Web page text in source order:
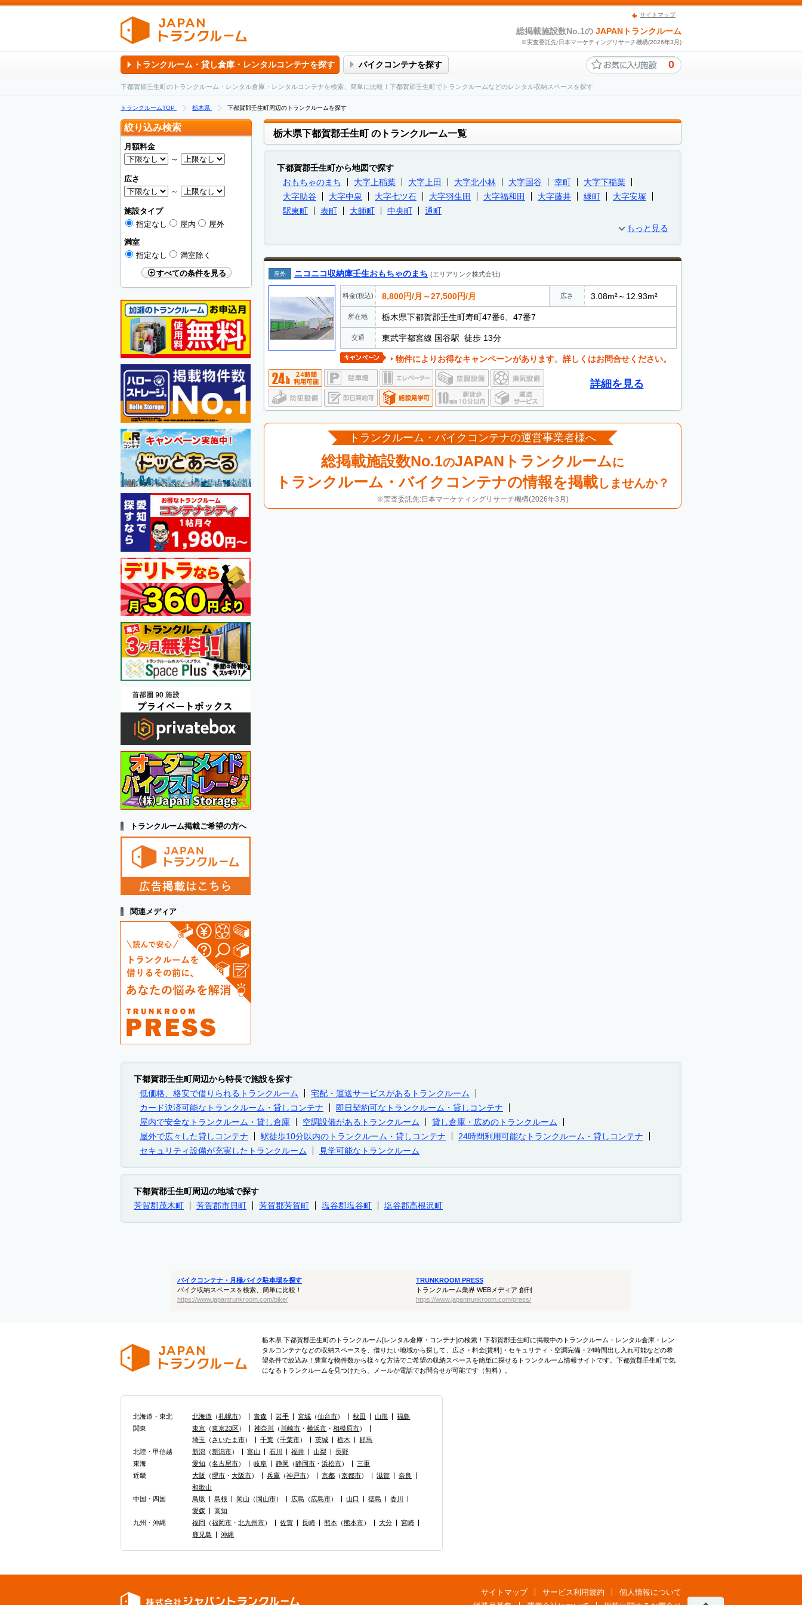
サイトマップ
総掲載施設数No.1の JAPANトランクルーム
※実査委託先:日本マーケティングリサーチ機構(2026年3月)
トランクルーム・貸し倉庫・レンタルコンテナを探す バイクコンテナを探す 0
下都賀郡壬生町のトランクルーム・レンタル倉庫・レンタルコンテナを検索、簡単に比較！下都賀郡壬生町でトランクルームなどのレンタル収納スペースを探す
トランクルームTOP 栃木県 下都賀郡壬生町周辺のトランクルームを探す
栃木県下都賀郡壬生町のトランクルーム一覧
下都賀郡壬生町から地図で探す
おもちゃのまち
大字上稲葉 大字上田 大字北小林 大字国谷 幸町
大字下稲葉
大字助谷
大字中泉 大字七ツ石 大字羽生田 大字福和田 大字藤井 緑町
大字安塚
駅東町
表町 大師町 中央町
通町
もっと見る
屋外 ニコニコ収納庫壬生おもちゃのまち (エリアリンク株式会社)
料金(税込) 8,800円/月～27,500円/月 広さ 3.08m²～12.93m²
所在地 栃木県下都賀郡壬生町寿町47番6、47番7
交通 東武宇都宮線 国谷駅 徒歩 13分
物件によりお得なキャンペーンがあります。詳しくはお問合せください。
詳細を見る
トランクルーム・バイクコンテナの運営事業者様へ
総掲載施設数No.1のJAPANトランクルームに
トランクルーム・バイクコンテナの情報を掲載しませんか？
※実査委託先:日本マーケティングリサーチ機構(2026年3月)
絞り込み検索
月額料金
～
広さ
～
施設タイプ
指定なし
屋内
屋外
満室
指定なし
満室除く
すべての条件を見る
トランクルーム掲載ご希望の方へ
関連メディア
下都賀郡壬生町周辺から特長で施設を探す
低価格、格安で借りられるトランクルーム
宅配・運送サービスがあるトランクルーム
カード決済可能なトランクルーム・貸しコンテナ
即日契約可なトランクルーム・貸しコンテナ
屋内で安全なトランクルーム・貸し倉庫
空調設備があるトランクルーム
貸し倉庫・広めのトランクルーム
屋外で広々した貸しコンテナ
駅徒歩10分以内のトランクルーム・貸しコンテナ
24時間利用可能なトランクルーム・貸しコンテナ
セキュリティ設備が充実したトランクルーム
見学可能なトランクルーム
下都賀郡壬生町周辺の地域で探す
芳賀郡茂木町
芳賀郡市貝町 芳賀郡芳賀町 塩谷郡塩谷町 塩谷郡高根沢町
バイクコンテナ・月極バイク駐車場を探す
バイク収納スペースを検索、簡単に比較！
https://www.japantrunkroom.com/bike/
TRUNKROOM PRESS
トランクルーム業界 WEBメディア 創刊
https://www.japantrunkroom.com/press/
栃木県 下都賀郡壬生町のトランクルーム[レンタル倉庫・コンテナ]の検索！下都賀郡壬生町に掲載中のトランクルーム・レンタル倉庫・レン
タルコンテナなどの収納スペースを、借りたい地域から探して、広さ・料金[賃料]・セキュリティ・空調完備・24時間出し入れ可能などの希
望条件で絞込み！豊富な物件数から様々な方法でご希望の収納スペースを簡単に探せるトランクルーム情報サイトです。下都賀郡壬生町で気
になるトランクルームを見つけたら、メールか電話でお問合せが可能です（無料）。
北海道・東北 北海道 （札幌市） 青森 岩手 宮城 （仙台市） 秋田 山形
福島
関東
東京 （東京23区） 神奈川 （ 川崎市 ・横浜市 ・相模原市）
埼玉
（さいたま市） 千葉 （千葉市） 茨城 栃木
群馬
北陸・甲信越
新潟 （新潟市） 富山 石川 福井 山梨
長野
東海
愛知 （名古屋市） 岐阜 静岡 （静岡市 ・浜松市）
三重
近畿
大阪 （堺市 ・大阪市） 兵庫 （神戸市） 京都 （京都市） 滋賀
奈良
和歌山
中国・四国
鳥取 島根 岡山 （ 岡山市） 広島 （広島市） 山口 徳島
香川
愛媛
高知
九州・沖縄
福岡 （福岡市 ・北九州市） 佐賀 長崎 熊本 （熊本市） 大分
宮崎
鹿児島
沖縄
サイトマップ サービス利用規約
個人情報について